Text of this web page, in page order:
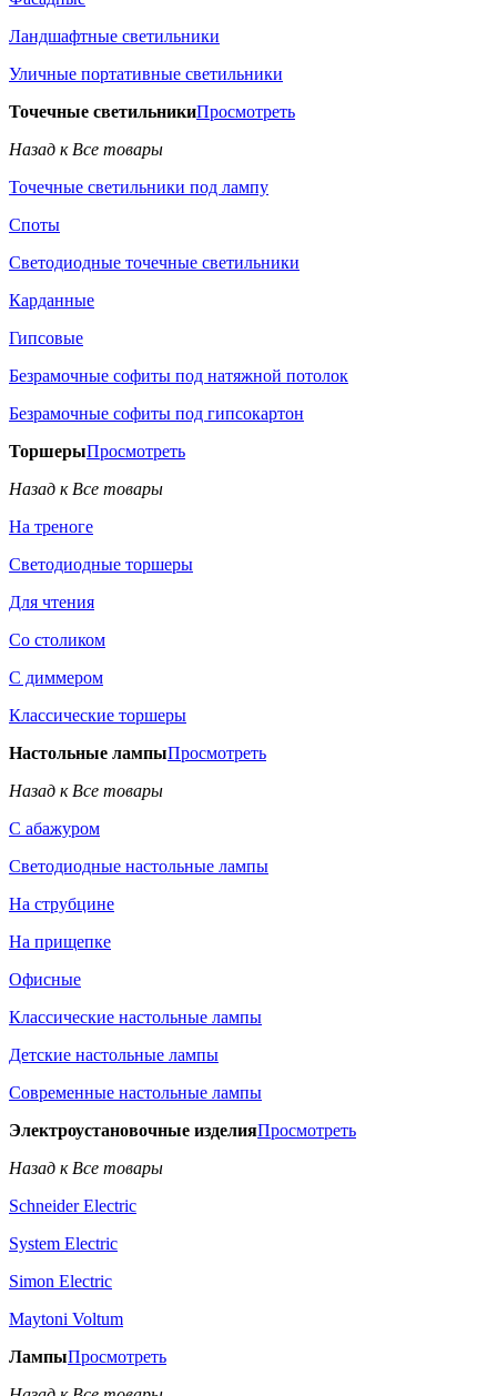
Ландшафтные светильники
Уличные портативные светильники
Точечные светильникиПросмотреть
Назад к Все товары
Точечные светильники под лампу
Споты
Светодиодные точечные светильники
Карданные
Гипсовые
Безрамочные софиты под натяжной потолок
Безрамочные софиты под гипсокартон
ТоршерыПросмотреть
Назад к Все товары
На треноге
Светодиодные торшеры
Для чтения
Со столиком
С диммером
Классические торшеры
Настольные лампыПросмотреть
Назад к Все товары
С абажуром
Светодиодные настольные лампы
На струбцине
На прищепке
Офисные
Классические настольные лампы
Детские настольные лампы
Современные настольные лампы
Электроустановочные изделияПросмотреть
Назад к Все товары
Schneider Electric
System Electric
Simon Electric
Maytoni Voltum
ЛампыПросмотреть